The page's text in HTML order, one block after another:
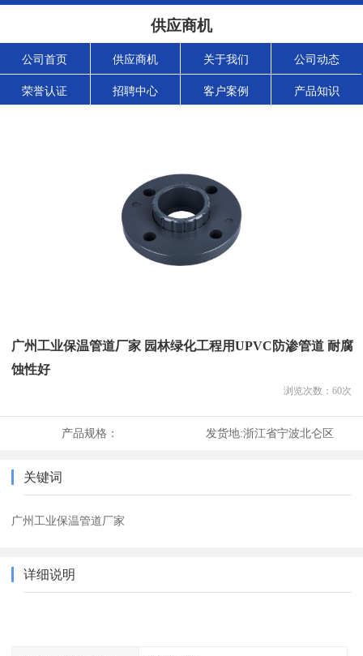
供应商机
公司首页 供应商机 关于我们 公司动态
荣誉认证 招聘中心 客户案例 产品知识
广州工业保温管道厂家 园林绿化工程用UPVC防渗管道 耐腐
蚀性好
浏览次数： 60次
产品规格： 发货地:浙江省宁波北仑区
关键词
广州工业保温管道厂家
详细说明